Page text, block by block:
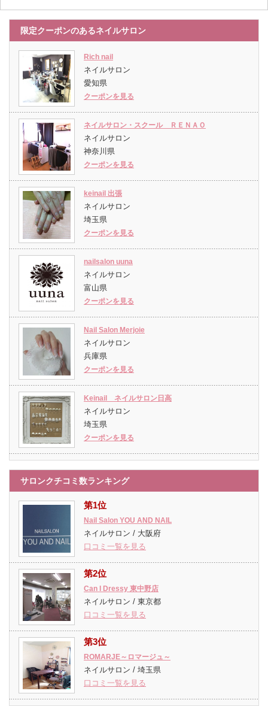
限定クーポンのあるネイルサロン
Rich nail
ネイルサロン
愛知県
クーポンを見る
ネイルサロン・スクール ＲＥＮＡＯ
ネイルサロン
神奈川県
クーポンを見る
keinail 出張
ネイルサロン
埼玉県
クーポンを見る
nailsalon uuna
ネイルサロン
富山県
クーポンを見る
Nail Salon Merjoie
ネイルサロン
兵庫県
クーポンを見る
Keinail ネイルサロン日高
ネイルサロン
埼玉県
クーポンを見る
サロンクチコミ数ランキング
第1位
Nail Salon YOU AND NAIL
ネイルサロン / 大阪府
口コミ一覧を見る
第2位
Can I Dressy 東中野店
ネイルサロン / 東京都
口コミ一覧を見る
第3位
ROMARJE～ロマージュ～
ネイルサロン / 埼玉県
口コミ一覧を見る